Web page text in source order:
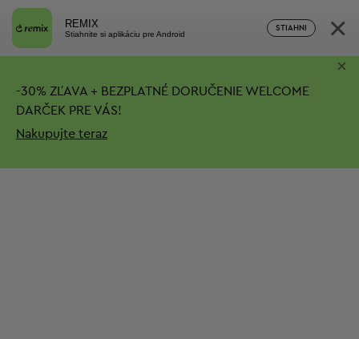
REMIX
Stiahnite si aplikáciu pre Android
STIAHNI ×
-30% ZĽAVA + BEZPLATNÉ DORUČENIE WELCOME
DARČEK PRE VÁS!
Nakupujte teraz
×